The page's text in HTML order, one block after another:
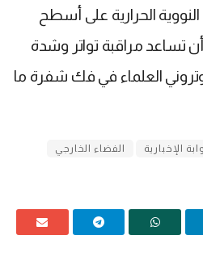
النووية الحرارية على أسطح
أن تساعد مراقبة تواتر وشدة
العلماء في فك شفرة ما
الإخبارية الفضاء الخارجي